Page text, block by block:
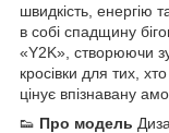
швидкість, енергію
в собі спадщину
«Y2K», створюючи
кросівки для тих,
цінує впізнавану
👟 Про модель